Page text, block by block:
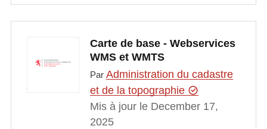
Carte de base - Webservices
WMS et WMTS
Par Administration du cadastre
et de la topographie
Mis à jour le December 17,
2025